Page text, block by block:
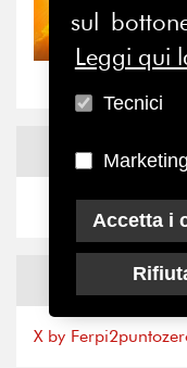
30/07/2026
Nove
X by
sul
Leggi qui
Tecnici
Marketing
Accetta i